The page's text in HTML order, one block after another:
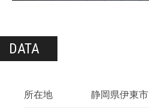
DATA
所在地 静岡県伊東市